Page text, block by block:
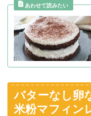
バターなし卵
米粉マフィン